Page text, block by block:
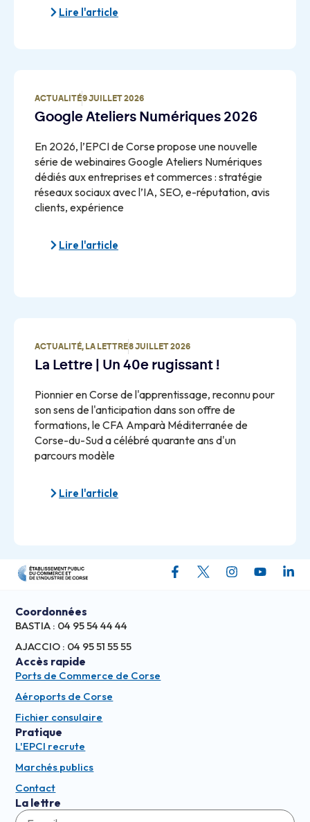
Lire l'article
ACTUALITÉ9 JUILLET 2026
Google Ateliers Numériques 2026
En 2026, l’EPCI de Corse propose une nouvelle
série de webinaires Google Ateliers Numériques
dédiés aux entreprises et commerces : stratégie
réseaux sociaux avec l’IA, SEO, e-réputation, avis
clients, expérience
Lire l'article
ACTUALITÉ, LA LETTRE8 JUILLET 2026
La Lettre | Un 40e rugissant !
Pionnier en Corse de l'apprentissage, reconnu pour
son sens de l'anticipation dans son offre de
formations, le CFA Amparà Méditerranée de
Corse-du-Sud a célébré quarante ans d'un
parcours modèle
Lire l'article
Coordonnées
BASTIA : 04 95 54 44 44
AJACCIO : 04 95 51 55 55
Accès rapide
Ports de Commerce de Corse
Aéroports de Corse
Fichier consulaire
Pratique
L'EPCI recrute
Marchés publics
Contact
La lettre